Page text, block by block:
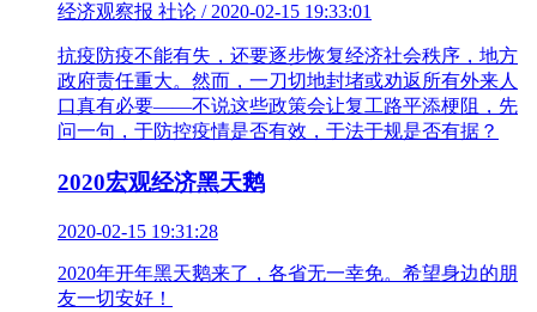
经济观察报 社论 / 2020-02-15 19:33:01
抗疫防疫不能有失，还要逐步恢复经济社会秩序，地方
政府责任重大。然而，一刀切地封堵或劝返所有外来人
口真有必要——不说这些政策会让复工路平添梗阻，先
问一句，于防控疫情是否有效，于法于规是否有据？
2020宏观经济黑天鹅
2020-02-15 19:31:28
2020年开年黑天鹅来了，各省无一幸免。希望身边的朋
友一切安好！